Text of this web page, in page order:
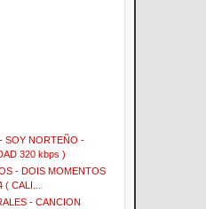
SOY NORTEÑO -
320 kbps )
- DOIS MOMENTOS
( CALI...
- CANCION